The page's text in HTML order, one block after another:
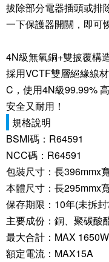
拔除部分電器插頭或排
一下保護器開關，即可
4N級無氧銅+雙披覆構
採用VCTF雙層絕緣線
C，使用4N級99.99%
安全又耐用！
規格說明
BSMI碼：R64591
NCC碼：R64591
包裝尺寸：長396mmx
本體尺寸：長295mmx
保存期限：10年(未拆
主要成份：銅、聚碳酸
最大合計：MAX 1650W
額定電流：MAX15A